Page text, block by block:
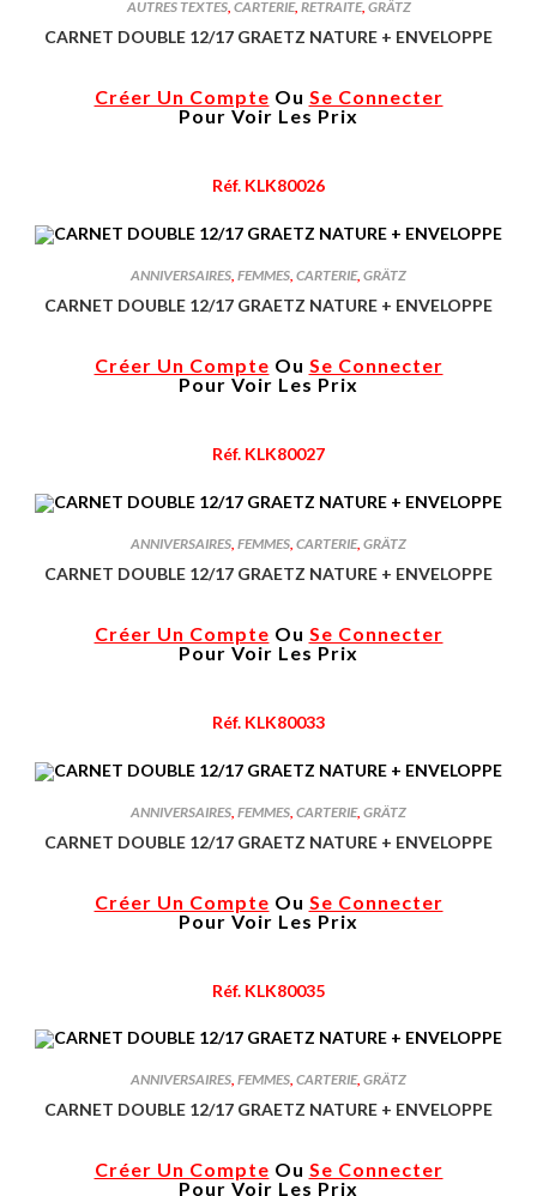
AUTRES TEXTES, CARTERIE, RETRAITE, GRÄTZ
CARNET DOUBLE 12/17 GRAETZ NATURE + ENVELOPPE
Créer Un Compte Ou Se Connecter
Pour Voir Les Prix
Réf. KLK80026
ANNIVERSAIRES FEMMES CARTERIE, GRÄTZ
CARNET DOUBLE 12/17 GRAETZ NATURE + ENVELOPPE
Créer Un Compte Ou Se Connecter
Pour Voir Les Prix
Réf. KLK80027
ANNIVERSAIRES FEMMES CARTERIE, GRÄTZ
CARNET DOUBLE 12/17 GRAETZ NATURE + ENVELOPPE
Créer Un Compte Ou Se Connecter
Pour Voir Les Prix
Réf. KLK80033
ANNIVERSAIRES FEMMES CARTERIE, GRÄTZ
CARNET DOUBLE 12/17 GRAETZ NATURE + ENVELOPPE
Créer Un Compte Ou Se Connecter
Pour Voir Les Prix
Réf. KLK80035
ANNIVERSAIRES, FEMMES, CARTERIE, GRÄTZ
CARNET DOUBLE 12/17 GRAETZ NATURE + ENVELOPPE
Créer Un Compte Ou Se Connecter
Pour Voir Les Prix